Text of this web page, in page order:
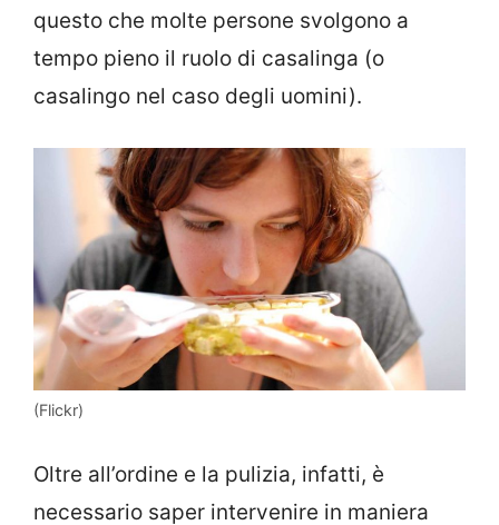
questo che molte persone svolgono a
tempo pieno il ruolo di casalinga (o
casalingo nel caso degli uomini).
(Flickr)
Oltre all’ordine e la pulizia, infatti, è
necessario saper intervenire in maniera